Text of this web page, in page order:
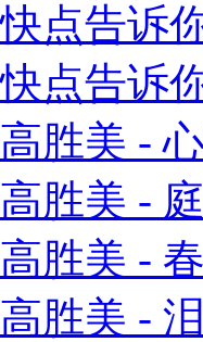
快点告诉
快点告诉
高胜美 -
高胜美 -
高胜美 -
高胜美 -